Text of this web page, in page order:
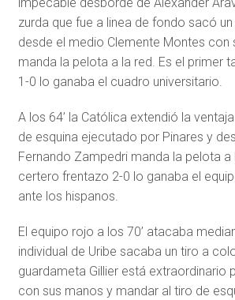
impecable desborde de Alexander
zurda que fue a linea de fondo sacó
desde el medio Clemente Montes con
manda la pelota a la red. Es el primer
1-0 lo ganaba el cuadro universitario.
A los 64’ la Católica extendió la
de esquina ejecutado por Pinares y
Fernando Zampedri manda la pelota a
certero frentazo 2-0 lo ganaba el
ante los hispanos.
El equipo rojo a los 70’ atacaba
individual de Uribe sacaba un tiro a
guardameta Gillier está extraordinario
con sus manos y mandar al tiro de